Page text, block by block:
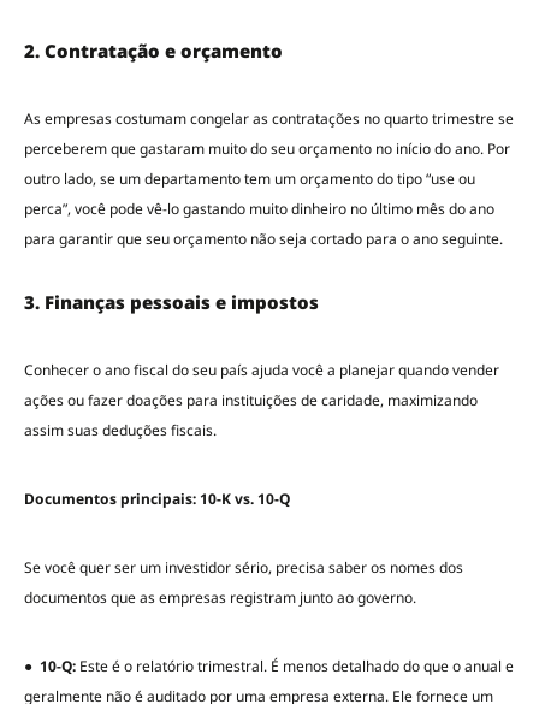
2. Contratação e orçamento
As empresas costumam congelar as contratações no quarto trimestre se
perceberem que gastaram muito do seu orçamento no início do ano. Por
outro lado, se um departamento tem um orçamento do tipo “use ou
perca”, você pode vê-lo gastando muito dinheiro no último mês do ano
para garantir que seu orçamento não seja cortado para o ano seguinte.
3. Finanças pessoais e impostos
Conhecer o ano fiscal do seu país ajuda você a planejar quando vender
ações ou fazer doações para instituições de caridade, maximizando
assim suas deduções fiscais.
Documentos principais: 10-K vs. 10-Q
Se você quer ser um investidor sério, precisa saber os nomes dos
documentos que as empresas registram junto ao governo.
● 10-Q: Este é o relatório trimestral. É menos detalhado do que o anual e
geralmente não é auditado por uma empresa externa. Ele fornece um